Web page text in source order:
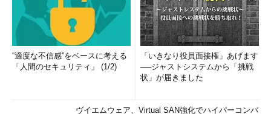
“適度な不信感”をベースに考える
「人間のセキュリティ」 (1/2)
「いきなり役員面接権」あげます
──ジャストシステムから「挑戦
状」が届きました
ヴイエムウェア、Virtual SAN強化でハイパーコンバ